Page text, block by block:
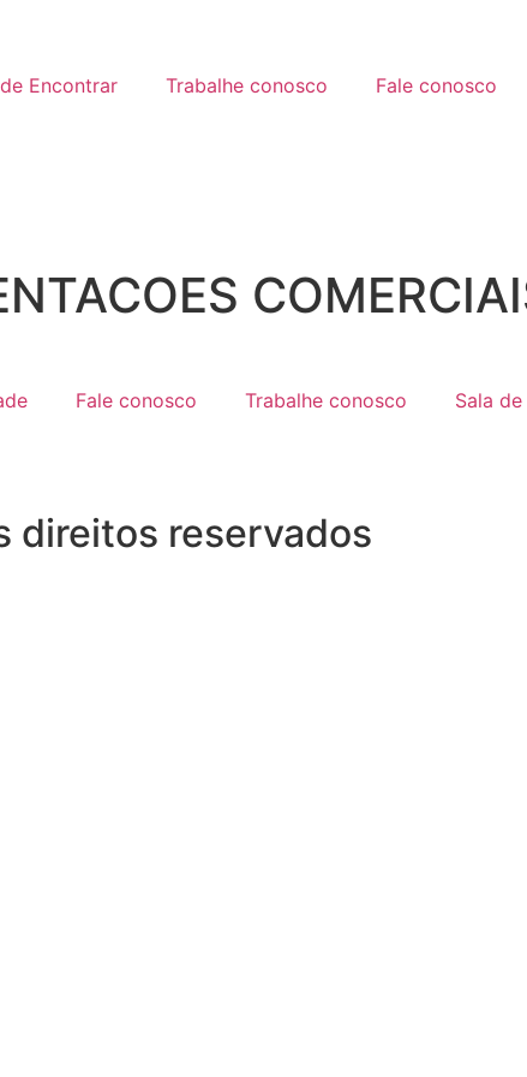
Encontrar Trabalhe conosco Fale conosco
Fale conosco Trabalhe conosco Sala
direitos reservados